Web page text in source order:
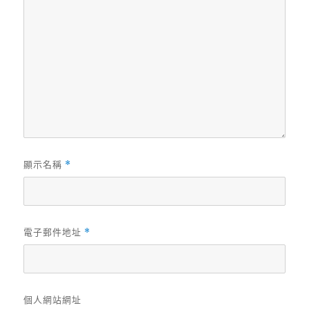
顯示名稱 *
電子郵件地址 *
個人網站網址